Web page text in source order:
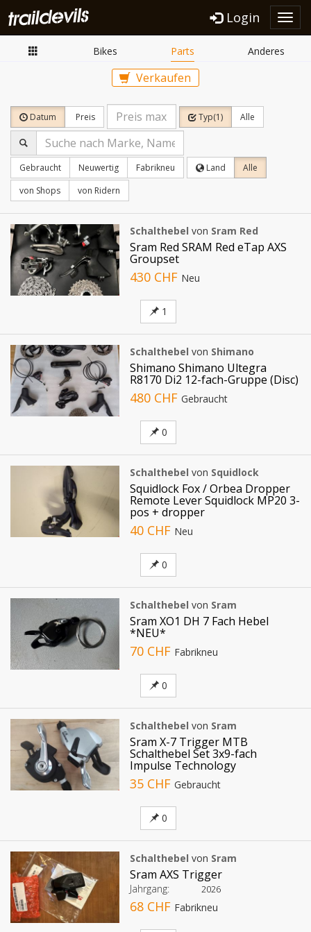
Login
Bikes Parts Anderes
Verkaufen
Datum Preis Typ(1) Alle
Gebraucht Neuwertig Fabrikneu Land
Alle
von Shops
von Ridern
Schalthebel von Sram Red
Sram Red SRAM Red eTap AXS
Groupset
430 CHF Neu
1
Schalthebel von Shimano
Shimano Shimano Ultegra
R8170 Di2 12-fach-Gruppe (Disc)
480 CHF Gebraucht
0
Schalthebel von Squidlock
Squidlock Fox / Orbea Dropper
Remote Lever Squidlock MP20 3-
pos + dropper
40 CHF Neu
0
Schalthebel von Sram
Sram XO1 DH 7 Fach Hebel
*NEU*
70 CHF Fabrikneu
0
Schalthebel von Sram
Sram X-7 Trigger MTB
Schalthebel Set 3x9-fach
Impulse Technology
35 CHF Gebraucht
0
Schalthebel von Sram
Sram AXS Trigger
Jahrgang: 2026
68 CHF Fabrikneu